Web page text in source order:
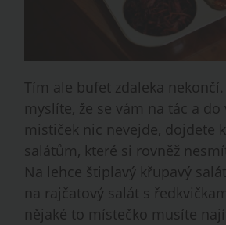
Tím ale bufet zdaleka nekončí.
myslíte, že se vám na tác a do
mističek nic nevejde, dojdete
salátům, které si rovněž
Na lehce štiplavý křupavý
na rajčatový salát s
nějaké to místečko musíte